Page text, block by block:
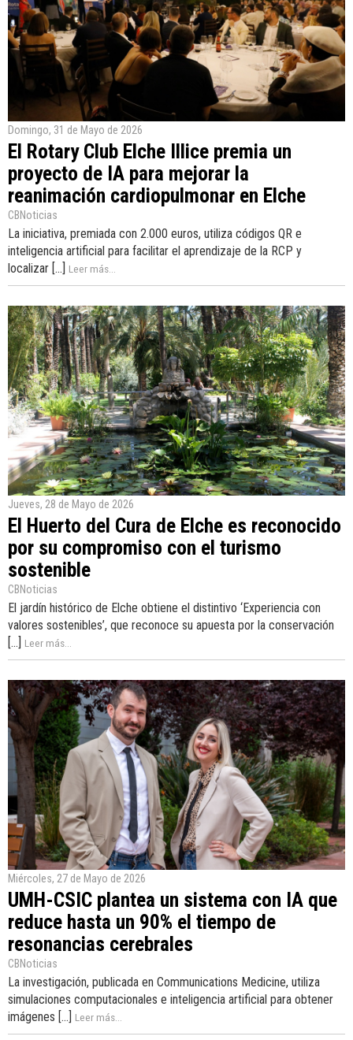
Domingo, 31 de Mayo de 2026
El Rotary Club Elche Illice premia un
proyecto de IA para mejorar la
reanimación cardiopulmonar en Elche
CBNoticias
La iniciativa, premiada con 2.000 euros, utiliza códigos QR e
inteligencia artificial para facilitar el aprendizaje de la RCP y
localizar [...] Leer más...
Jueves, 28 de Mayo de 2026
El Huerto del Cura de Elche es reconocido
por su compromiso con el turismo
sostenible
CBNoticias
El jardín histórico de Elche obtiene el distintivo ‘Experiencia con
valores sostenibles’, que reconoce su apuesta por la conservación
[...] Leer más...
Miércoles, 27 de Mayo de 2026
UMH-CSIC plantea un sistema con IA que
reduce hasta un 90% el tiempo de
resonancias cerebrales
CBNoticias
La investigación, publicada en Communications Medicine, utiliza
simulaciones computacionales e inteligencia artificial para obtener
imágenes [...] Leer más...